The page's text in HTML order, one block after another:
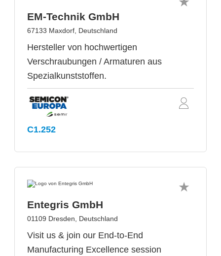
EM-Technik GmbH
67133 Maxdorf, Deutschland
Hersteller von hochwertigen
Verschraubungen / Armaturen aus
Spezialkunststoffen.
C1.252
Entegris GmbH
01109 Dresden, Deutschland
Visit us & join our End-to-End
Manufacturing Excellence session